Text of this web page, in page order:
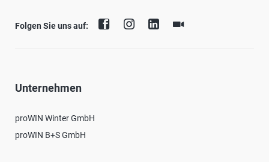
Folgen Sie uns auf:
Unternehmen
proWIN Winter GmbH
proWIN B+S GmbH